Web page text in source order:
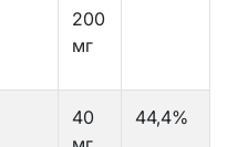
200
мг
40
44,4%